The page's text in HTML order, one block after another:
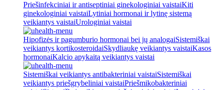
Priešinfekciniai ir antiseptiniai ginekologiniai vaistaiKiti
ginekologiniai vaistaiLytiniai hormonai ir lytinę sistemą
veikiantys vaistaiUrologiniai vaistai
Hipofizės ir pagumburio hormonai bei jų analogaiSistemiškai
veikiantys kortikosteroidaiSkydliaukę veikiantys vaistaiKasos
hormonaiKalcio apykaitą veikiantys vaistai
Sistemiškai veikiantys antibakteriniai vaistaiSistemiškai
veikiantys priešgrybeliniai vaistaiPriešmikobakteriniai